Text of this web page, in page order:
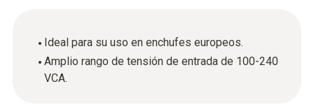
Ideal para su uso en enchufes europeos.
Amplio rango de tensión de entrada de 100-240
VCA.